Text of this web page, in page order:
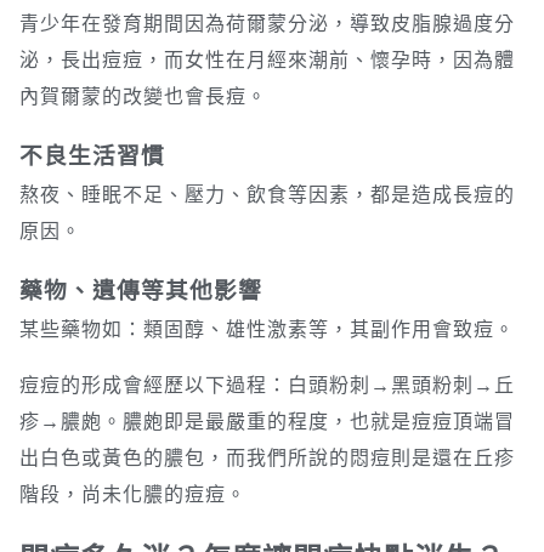
青少年在發育期間因為荷爾蒙分泌，導致皮脂腺過度分
泌，長出痘痘，而女性在月經來潮前、懷孕時，因為體
內賀爾蒙的改變也會長痘。
不良生活習慣
熬夜、睡眠不足、壓力、飲食等因素，都是造成長痘的
原因。
藥物、遺傳等其他影響
某些藥物如：類固醇、雄性激素等，其副作用會致痘。
痘痘的形成會經歷以下過程：白頭粉刺→黑頭粉刺→丘
疹→膿皰。膿皰即是最嚴重的程度，也就是痘痘頂端冒
出白色或黃色的膿包，而我們所說的悶痘則是還在丘疹
階段，尚未化膿的痘痘。